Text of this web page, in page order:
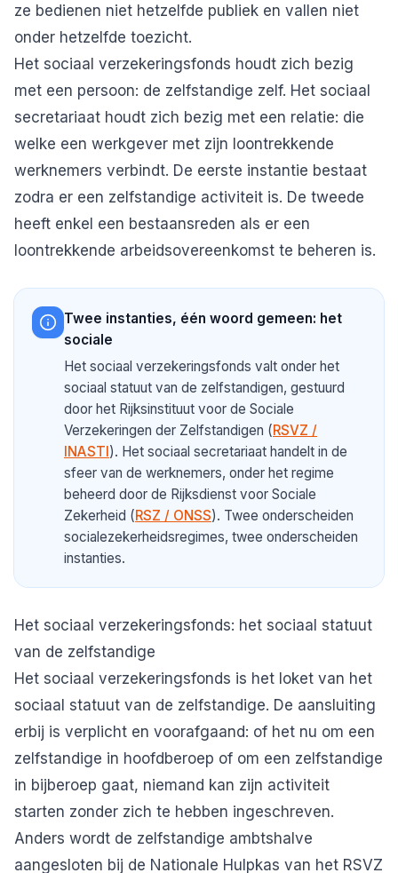
ze bedienen niet hetzelfde publiek en vallen niet
onder hetzelfde toezicht.
Het sociaal verzekeringsfonds houdt zich bezig
met een persoon: de zelfstandige zelf. Het sociaal
secretariaat houdt zich bezig met een relatie: die
welke een werkgever met zijn loontrekkende
werknemers verbindt. De eerste instantie bestaat
zodra er een zelfstandige activiteit is. De tweede
heeft enkel een bestaansreden als er een
loontrekkende arbeidsovereenkomst te beheren is.
Twee instanties, één woord gemeen: het
sociale
Het sociaal verzekeringsfonds valt onder het
sociaal statuut van de zelfstandigen, gestuurd
door het Rijksinstituut voor de Sociale
Verzekeringen der Zelfstandigen (RSVZ /
INASTI). Het sociaal secretariaat handelt in de
sfeer van de werknemers, onder het regime
beheerd door de Rijksdienst voor Sociale
Zekerheid (RSZ / ONSS). Twee onderscheiden
socialezekerheidsregimes, twee onderscheiden
instanties.
Het sociaal verzekeringsfonds: het sociaal statuut
van de zelfstandige
Het sociaal verzekeringsfonds is het loket van het
sociaal statuut van de zelfstandige. De aansluiting
erbij is verplicht en voorafgaand: of het nu om een
zelfstandige in hoofdberoep of om een zelfstandige
in bijberoep gaat, niemand kan zijn activiteit
starten zonder zich te hebben ingeschreven.
Anders wordt de zelfstandige ambtshalve
aangesloten bij de Nationale Hulpkas van het RSVZ